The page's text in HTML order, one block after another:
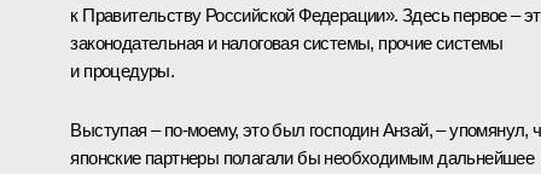
к Правительству Российской Федерации». Здесь первое –
законодательная и налоговая системы, прочие системы
и процедуры.
Выступая – по‑моему, это был господин Анзай, – упомянул,
японские партнеры полагали бы необходимым дальнейшее